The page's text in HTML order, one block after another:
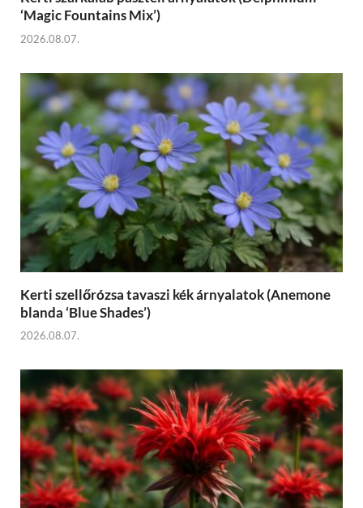
‘Magic Fountains Mix’)
2026.08.07.
Kerti szellőrózsa tavaszi kék árnyalatok (Anemone
blanda ‘Blue Shades’)
2026.08.07.